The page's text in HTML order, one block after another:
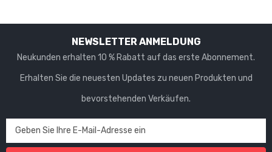
NEWSLETTER ANMELDUNG
Neukunden erhalten 10 % Rabatt auf das erste Abonnement.
Erhalten Sie die neuesten Updates zu neuen Produkten und
bevorstehenden Verkäufen.
Geben Sie Ihre E-Mail-Adresse ein